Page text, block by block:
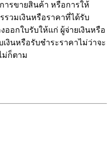
ารขายสินค้า หรือการให้
รวมเงินหรือราคาที่ได้รับ
ออกใบรับให้แก่ ผู้จ่ายเงินหรือ
งินหรือรับชำระราคาไม่ว่าจะ
ม่ก็ตาม